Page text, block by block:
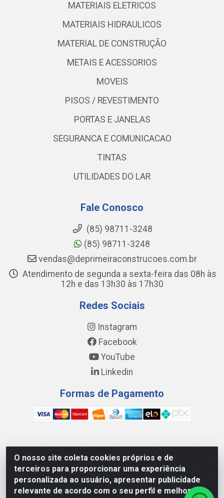
O nosso site coleta cookies próprios e de
terceiros para proporcionar uma experiência
personalizada ao usuário, apresentar publicidade
relevante de acordo com o seu perfil e melhorar a
MATERIAIS ELETRICOS
MATERIAIS HIDRAULICOS
MATERIAL DE CONSTRUÇÃO
METAIS E ACESSORIOS
MOVEIS
PISOS / REVESTIMENTO
PORTAS E JANELAS
SEGURANCA E COMUNICACAO
TINTAS
UTILIDADES DO LAR
Fale Conosco
(85) 98711-3248
(85) 98711-3248
vendas@deprimeiraconstrucoes.com.br
Atendimento de segunda a sexta-feira das 08h às
12h e das 13h30 às 17h30
Redes Sociais
Instagram
Facebook
YouTube
Linkedin
Formas de Pagamento
WING DISTRIBUIDORA COMÉRCIO E LOGÍSTICA DE MATERIAL
DE CONSTRUÇÕES LTDA - AV. DA INTEGRAÇÃO, 790 -
PATRÍCIA GOMES, CAUCAIA/CE - CEP 61.604-505 - CNPJ
17.523.384/0001-20